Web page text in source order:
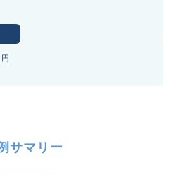
サマリー